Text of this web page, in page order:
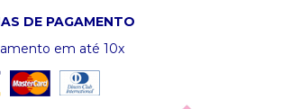
DE PAGAMENTO
em até 10x